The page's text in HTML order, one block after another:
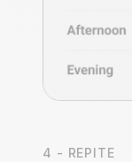
4 - REPITE